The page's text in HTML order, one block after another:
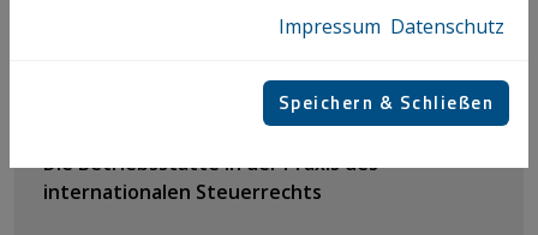
Die Betriebsstätte in der Praxis des
internationalen Steuerrechts
Impressum Datenschutz
Speichern & Schließen